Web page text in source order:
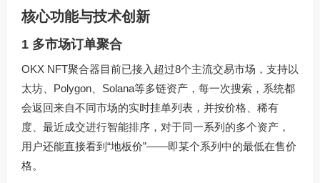
核心功能与技术创新
1 多市场订单聚合
OKX NFT聚合器目前已接入超过8个主流交易市场，支持以
太坊、Polygon、Solana等多链资产，每一次搜索，系统都
会返回来自不同市场的实时挂单列表，并按价格、稀有
度、最近成交进行智能排序，对于同一系列的多个资产，
用户还能直接看到“地板价”——即某个系列中的最低在售价
格。